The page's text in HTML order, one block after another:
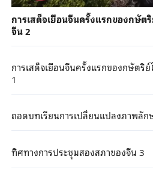
การเสด็จเยือนจีนครั้งแรกของกษั
จีน 2
การเสด็จเยือนจีนครั้งแรกของกษัตริ
1
ถอดบทเรียนการเปลี่ยนแปลงภาพลั
ทิศทางการประชุมสองสภาของจีน 3